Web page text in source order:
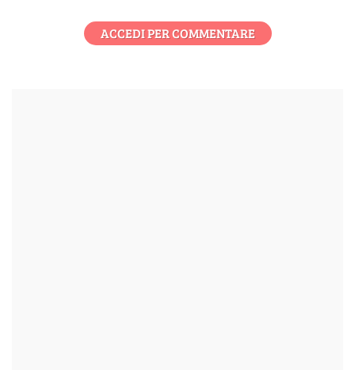
ACCEDI PER COMMENTARE